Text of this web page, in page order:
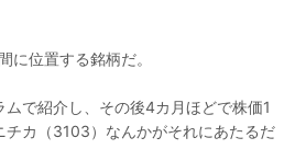
に位置する銘柄だ。
で紹介し、その後4カ月ほどで株価1
カ（3103）なんかがそれにあたるだ